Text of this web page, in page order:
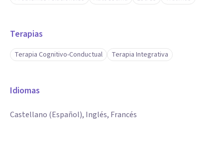
Terapias
Terapia Cognitivo-Conductual Terapia Integrativa
Idiomas
Castellano (Español), Inglés, Francés